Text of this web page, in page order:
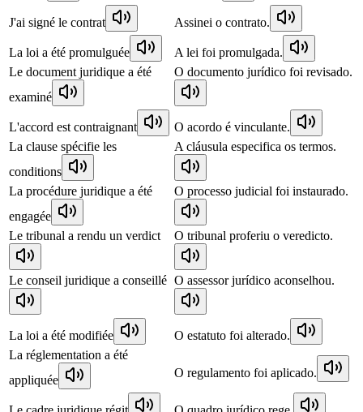
J'ai signé le contrat Assinei o contrato.
La loi a été promulguée
A lei foi promulgada.
Le document juridique a été
examiné
O documento jurídico foi revisado.
L'accord est contraignant
O acordo é vinculante.
La clause spécifie les
conditions
A cláusula especifica os termos.
La procédure juridique a été
engagée
O processo judicial foi instaurado.
Le tribunal a rendu un verdict O tribunal proferiu o veredicto.
Le conseil juridique a conseillé O assessor jurídico aconselhou.
La loi a été modifiée
O estatuto foi alterado.
La réglementation a été
appliquée
O regulamento foi aplicado.